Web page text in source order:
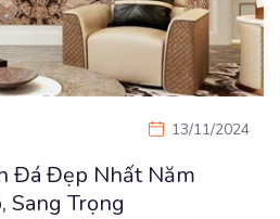
13/11/2024
Đá Đẹp Nhất Năm
Sang Trọng